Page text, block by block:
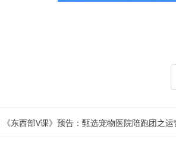
《东西部V课》预告：甄选宠物医院陪跑团之运营能力提升｜运营能力提升系列之从“混